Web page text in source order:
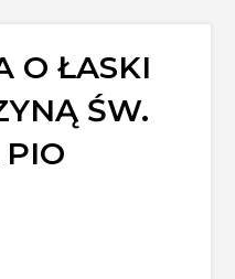
O ŁASKI
ŚW.